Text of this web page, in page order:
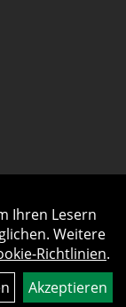
Ihren Lesern
Weitere
Richtlinien.
Akzeptieren
widerrufen